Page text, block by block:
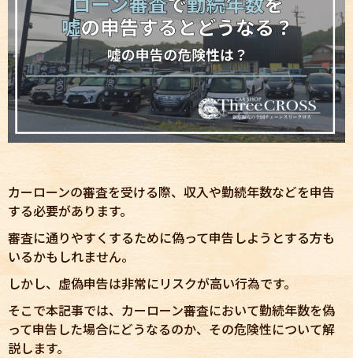
カーローンの審査を受ける際、収入や勤続年数などを申告
する必要があります。
審査に通りやすくするために偽って申告しようとする方も
いるかもしれません。
しかし、虚偽申告は非常にリスクが高い行為です。
そこで本記事では、カーローン審査において勤続年数を偽
って申告した場合にどうなるのか、その危険性について解
説します。